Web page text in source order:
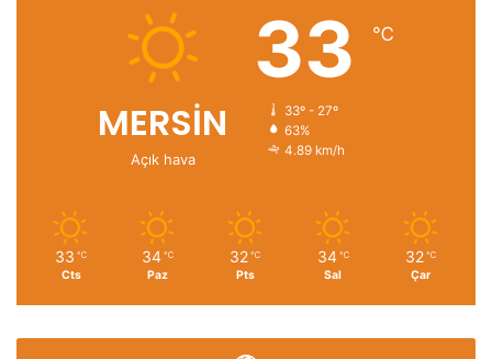
MERSİN
Açık hava
33 ℃
33º - 27º
63%
4.89 km/h
33 ℃
Cts
34 ℃
Paz
32 ℃
Pts
34 ℃
Sal
32 ℃
Çar